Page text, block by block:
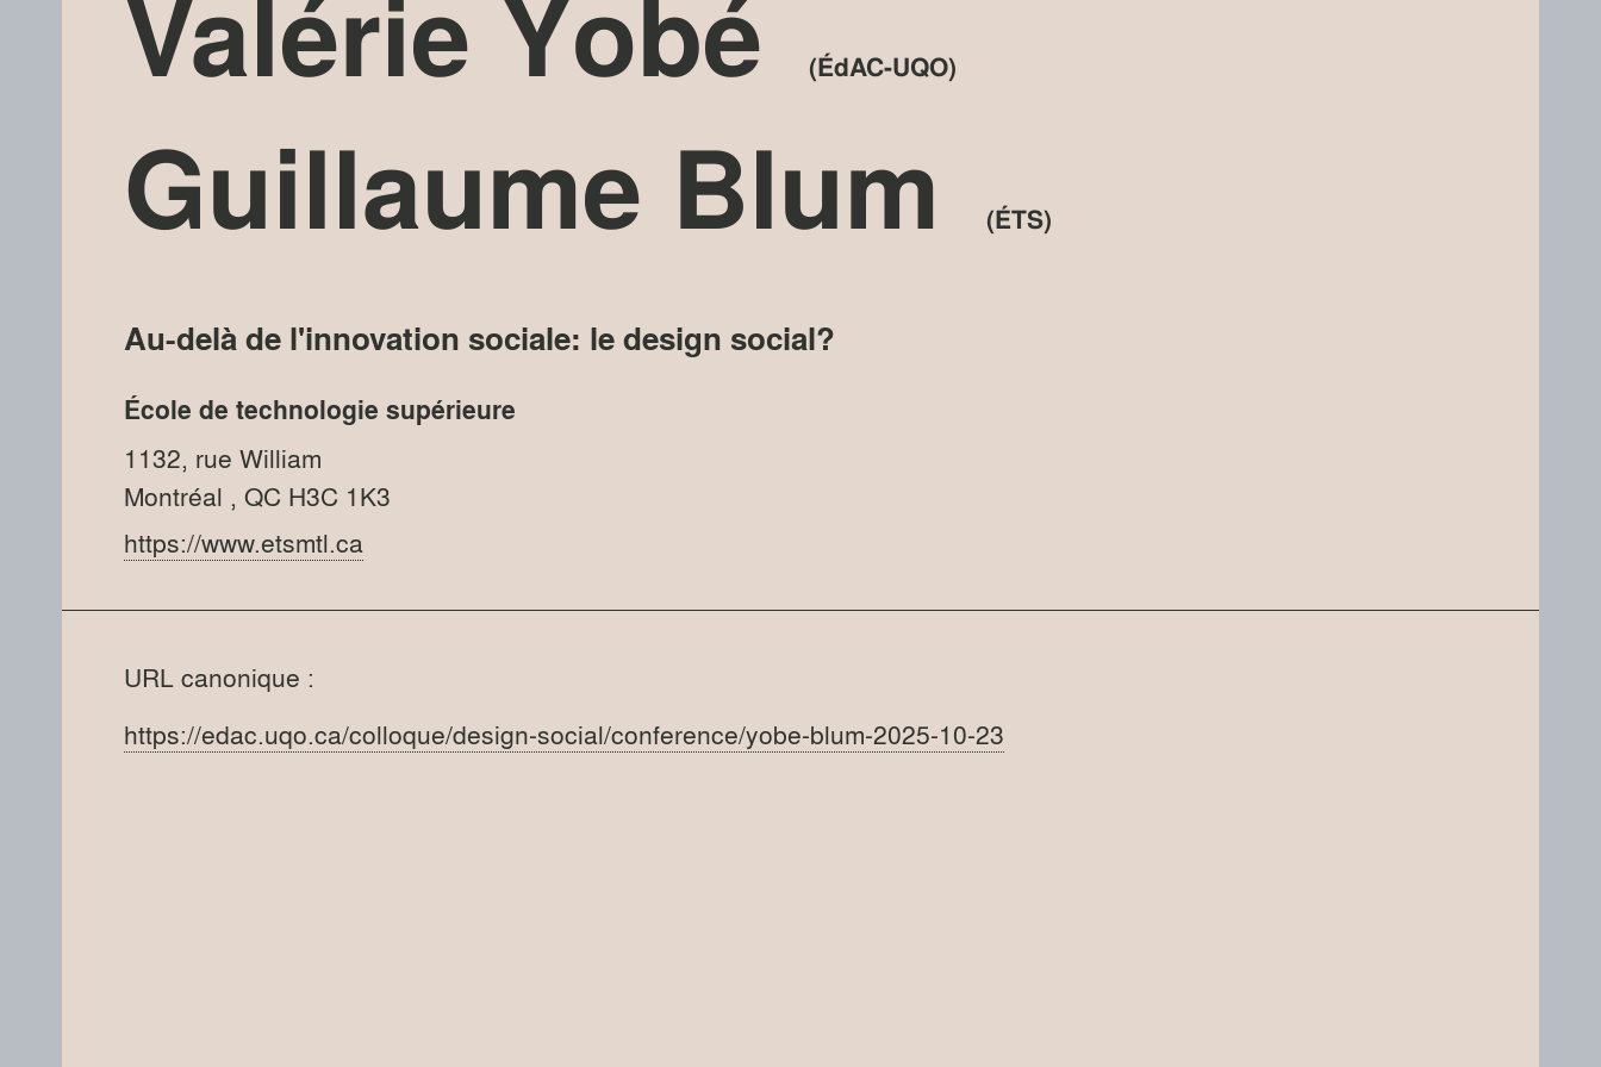
Valérie Yobé (ÉdAC-UQO)
Guillaume Blum (ÉTS)
Au-delà de l'innovation sociale: le design social?
École de technologie supérieure
1132, rue William
Montréal , QC H3C 1K3
https://www.etsmtl.ca
URL canonique :
https://edac.uqo.ca/colloque/design-social/conference/yobe-blum-2025-10-23